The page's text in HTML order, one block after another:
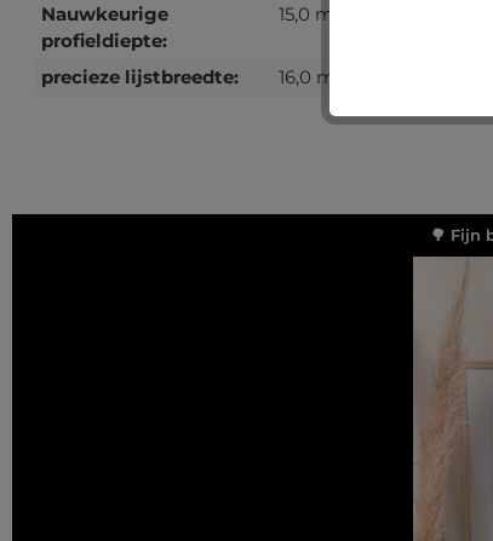
Nauwkeurige
profieldiepte:
15,0 mm
precieze lijstbreedte: 16,0 mm
🌳 Fijn